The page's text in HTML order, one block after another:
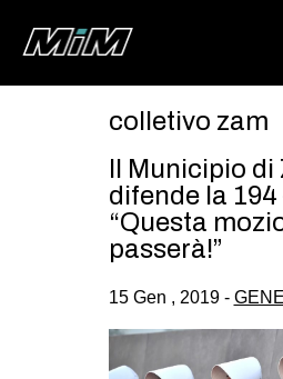
ABOUT
CSOA
colletivo zam
Il Municipio
difende la 194
“Questa
passerà!”
15 Gen , 2019 -